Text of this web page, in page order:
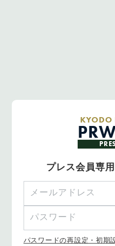
KYODO
プレス会員専
パスワードの再設定・初期